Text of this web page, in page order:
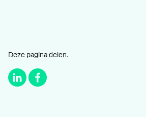
Deze pagina delen.